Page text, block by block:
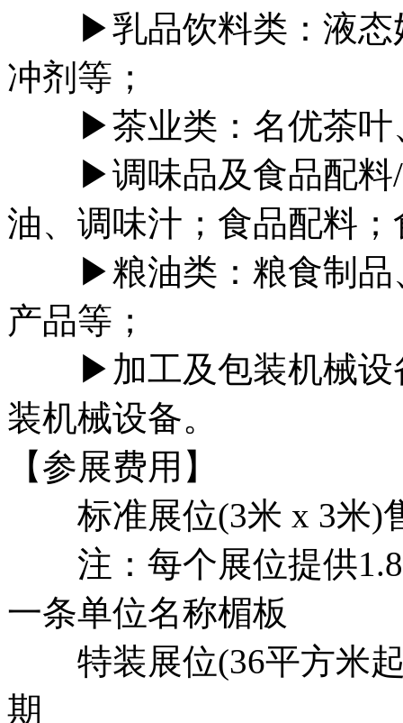
▶乳品饮料类：液态
冲剂等；
▶茶业类：名优茶叶
▶调味品及食品配料/
油、调味汁；食品配料
▶粮油类：粮食制品
产品等；
▶加工及包装机械设
装机械设备。
【参展费用】
标准展位(3米 x 3米)
注：每个展位提供
一条单位名称楣板
特装展位(36平方米起
期